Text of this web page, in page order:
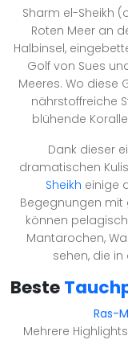
Sharm el-Sheikh
Roten Meer an
Halbinsel,
Golf von Sues
Meeres. Wo diese
nährstoffreiche
blühende
Dank dieser
dramatischen
Sheikh einige
Begegnungen mit
können
Mantarochen,
sehen, die
Beste
Ras-
Mehrere